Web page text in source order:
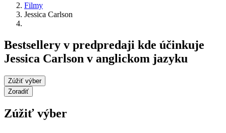
Filmy
Jessica Carlson
Bestsellery v predpredaji kde účinkuje
Jessica Carlson v anglickom jazyku
Zúžiť výber
Zoradiť
Zúžiť výber